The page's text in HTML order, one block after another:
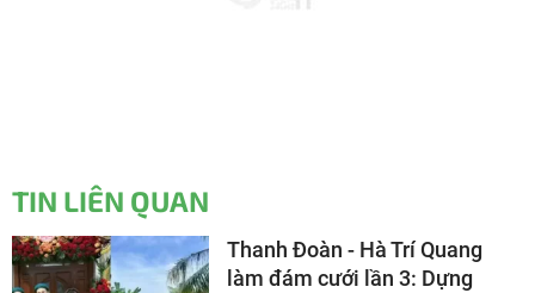
TIN LIÊN QUAN
Thanh Đoàn - Hà Trí Quang
làm đám cưới lần 3: Dựng